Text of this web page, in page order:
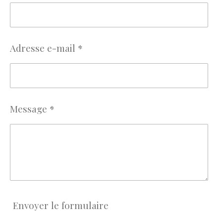
Adresse e-mail *
Message *
Envoyer le formulaire